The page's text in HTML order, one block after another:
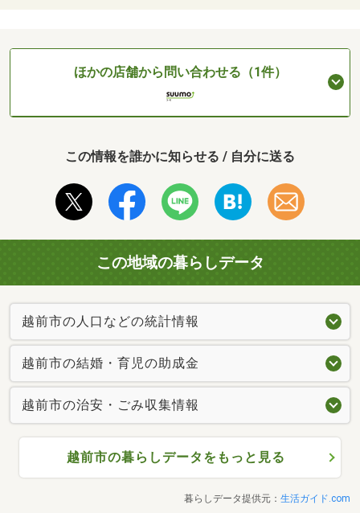
ほかの店舗から問い合わせる（1件）
この情報を誰かに知らせる / 自分に送る
この地域の暮らしデータ
越前市の人口などの統計情報
越前市の結婚・育児の助成金
越前市の治安・ごみ収集情報
越前市の暮らしデータをもっと見る
暮らしデータ提供元： 生活ガイド.com